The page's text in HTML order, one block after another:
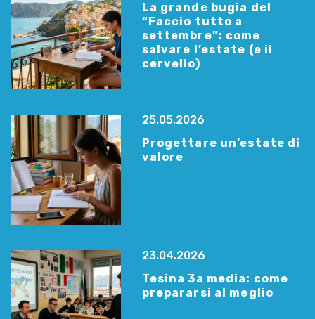
La grande bugia del
“Faccio tutto a
settembre”: come
salvare l’estate (e il
cervello)
25.05.2026
Progettare un’estate di
valore
23.04.2026
Tesina 3a media: come
prepararsi al meglio